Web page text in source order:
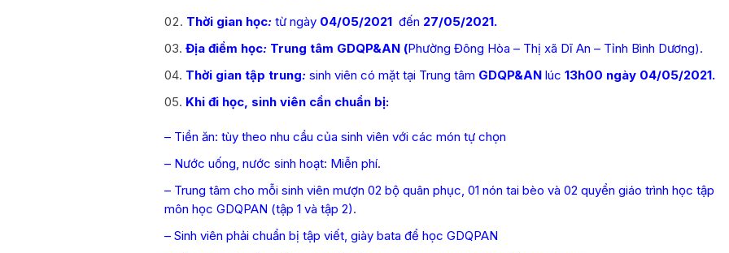
Thời gian học: từ ngày 04/05/2021 đến 27/05/2021.
Địa điểm học: Trung tâm GDQP&AN (Phường Đông Hòa – Thị xã Dĩ An – Tỉnh Bình Dương).
Thời gian tập trung: sinh viên có mặt tại Trung tâm GDQP&AN lúc 13h00 ngày 04/05/2021.
Khi đi học, sinh viên cần chuẩn bị:
– Tiền ăn: tùy theo nhu cầu của sinh viên với các món tự chọn
– Nước uống, nước sinh hoạt: Miễn phí.
– Trung tâm cho mỗi sinh viên mượn 02 bộ quân phục, 01 nón tai bèo và 02 quyển giáo trình học tập
môn học GDQPAN (tập 1 và tập 2).
– Sinh viên phải chuẩn bị tập viết, giày bata để học GDQPAN